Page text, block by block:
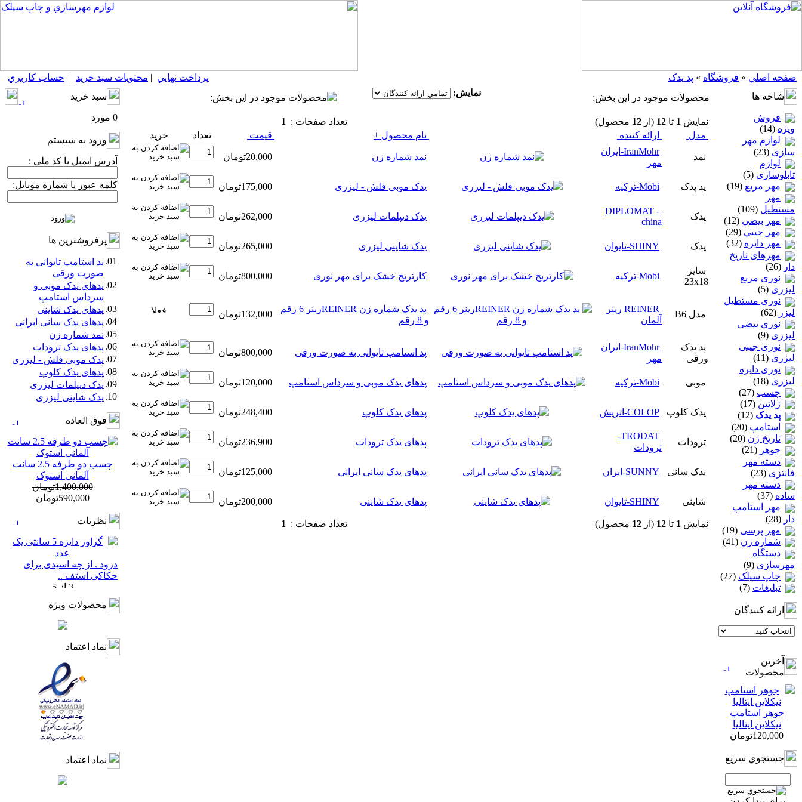
صفحه اصلي » فروشگاه » پد یدک پرداخت نهايي | محتويات سبد خريد | حساب كاربري
شاخه ها
فروش
ویژه (14)
لوازم مهر
سازی (23)
لوازم
تابلوسازی (5)
مهر مربع (19)
مهر
مستطيل (109)
مهر بيضي (12)
مهر جيبي (29)
مهر دايره (32)
مهرهای تاریخ
دار (26)
نوری مربع
لیزری (5)
نوری مستطیل
لیزر (62)
نوری بیضی
لیزری (9)
نوری جیبی
لیزری (11)
نوری دایره
لیزری (18)
چسب (27)
ژلاتين (17)
پد یدک (12)
استامپ (20)
تاريخ زن (20)
جوهر (21)
دسته مهر
فانتزی (23)
دسته مهر
ساده (37)
مهر استامپ
دار (28)
مهر پرسی (19)
شماره زن (41)
دستگاه
مهرسازی (9)
چاپ سيلک (27)
تبلیغات (7)
ارائه كنندگان
آخرين
محصولات
جوهر استامپ
نیکلاین ایتالیا
120,000تومان
جستجوي سريع
محصولات موجود در اين بخش: نمايش:
نمايش 1 تا 12 (از 12 محصول) تعداد صفحات :
1
مدل
ارائه كننده نام محصول + قيمت تعداد خريد
نمد
IranMohr-ایران
مهر
نمد شماره زن
پد پدک Mobi-ترکیه یدک موبی فلش - لیزری
یدک
DIPLOMAT -
china
یدک دیپلمات لیزری
یدک SHINY-تایوان یدک شاینی لیزری
سایز
23x18
Mobi-ترکیه کارتریج خشک برای مهر نوری
مدل B6
REINER رینر
آلمان
پد یدک شماره زن REINERرینر 6 رقم
و 8 رقم
پد یدک
ورقی
IranMohr-ایران
مهر
پد استامپ تایوانی به صورت ورقی
موبی Mobi-ترکیه پدهای یدک موبی و سرداس استامپ
یدک کلوپ COLOP-اتریش پدهای یدک کلوپ
ترودات
TRODAT-
ترودات
پدهای یدک ترودات
یدک سانی SUNNY-ایران پدهای یدک سانی ایرانی
شاینی SHINY-تایوان پدهای یدک شاینی
نمايش 1 تا 12 (از 12 محصول) تعداد صفحات : 1
سبد خريد
0 مورد
ورود به سيستم
آدرس ایمیل یا کد ملی :
کلمه عبور یا شماره موبایل:
پرفروشترين ها
01. پد استامپ تایوانی به
صورت ورقی
02. پدهای یدک موبی و
سرداس استامپ
03. پدهای یدک شاینی
04. پدهای یدک سانی ایرانی
05. نمد شماره زن
06. پدهای یدک ترودات
07. یدک موبی فلش - لیزری
08. پدهای یدک کلوپ
09. یدک دیپلمات لیزری
10. یدک شاینی لیزری
فوق العاده
چسب دو طرفه 2.5 سانت
آلمانی استوک
1,400,000تومان
590,000تومان
نظريات
درود . از چه اسیدی برای
حکاکی استف ..
محصولات ویژه
نماد اعتماد
نماد اعتماد